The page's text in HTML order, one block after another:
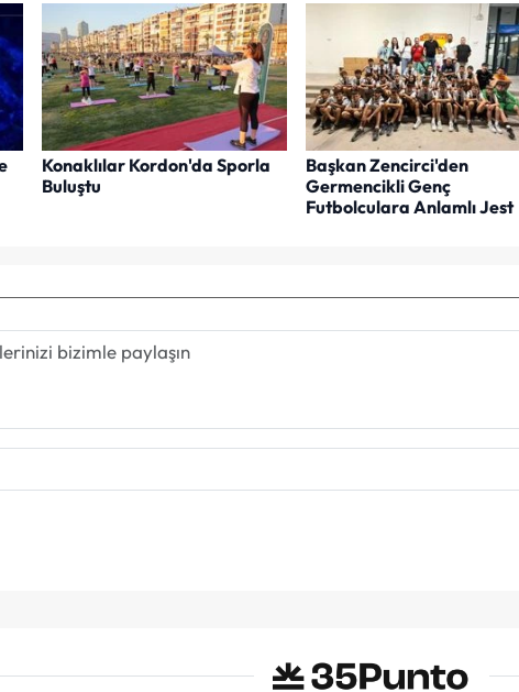
Konaklılar Kordon'da Sporla
Buluştu
Başkan Zencirci'den
Germencikli Genç
Futbolculara Anlamlı Jest